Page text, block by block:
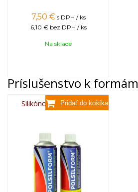
7,50 € s DPH / ks
6,10 € bez DPH / ks
Na sklade
Príslušenstvo k formám
Silikónový sprej 400 ml